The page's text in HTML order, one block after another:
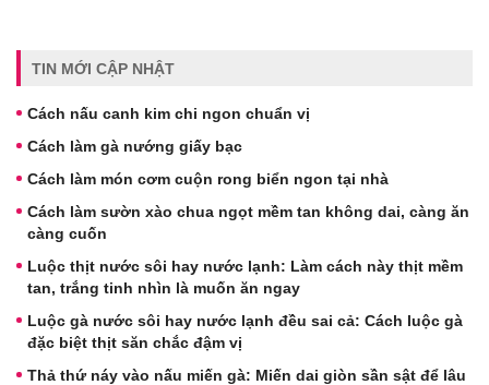
TIN MỚI CẬP NHẬT
Cách nấu canh kim chi ngon chuẩn vị
Cách làm gà nướng giấy bạc
Cách làm món cơm cuộn rong biển ngon tại nhà
Cách làm sườn xào chua ngọt mềm tan không dai, càng ăn
càng cuốn
Luộc thịt nước sôi hay nước lạnh: Làm cách này thịt mềm
tan, trắng tinh nhìn là muốn ăn ngay
Luộc gà nước sôi hay nước lạnh đều sai cả: Cách luộc gà
đặc biệt thịt săn chắc đậm vị
Thả thứ náy vào nấu miến gà: Miến dai giòn sần sật để lâu